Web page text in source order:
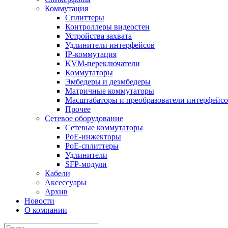
Коммутация
Сплиттеры
Контроллеры видеостен
Устройства захвата
Удлинители интерфейсов
IP-коммутация
KVM-переключатели
Коммутаторы
Эмбедеры и деэмбедеры
Матричные коммутаторы
Масштабаторы и преобразователи
Прочее
Сетевое оборудование
Сетевые коммутаторы
PoE-инжекторы
PoE-сплиттеры
Удлинители
SFP-модули
Кабели
Аксессуары
Архив
Новости
О компании